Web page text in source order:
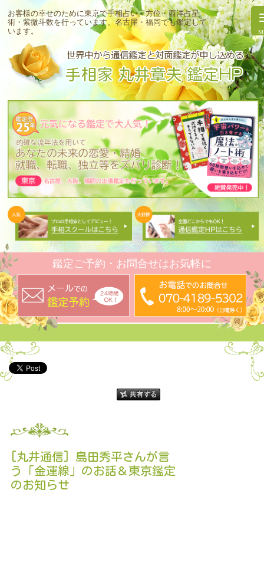
お客様の幸せのために東京で手相占い・方位・西洋占星
術・紫微斗数を行っています。名古屋・福岡でも鑑定して
います。
鑑定ご予約・お問合せはお気軽に
[丸井通信] 島田秀平さんが言
う「金運線」のお話＆東京鑑定
のお知らせ